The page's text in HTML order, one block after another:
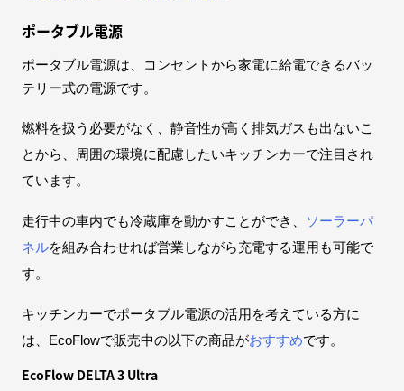
ポータブル電源
ポータブル電源は、コンセントから家電に給電できるバッ
テリー式の電源です。
燃料を扱う必要がなく、静音性が高く排気ガスも出ないこ
とから、周囲の環境に配慮したいキッチンカーで注目され
ています。
走行中の車内でも冷蔵庫を動かすことができ、
ソーラーパ
ネルを組み合わせれば営業しながら充電する運用も可能で
す。
キッチンカーでポータブル電源の活用を考えている方に
は、EcoFlowで販売中の以下の商品がおすすめです。
EcoFlow DELTA 3 Ultra